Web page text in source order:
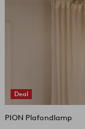
Deal
PION Plafondlamp